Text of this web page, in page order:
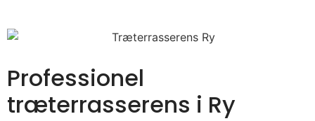
Professionel
træterrasserens i Ry